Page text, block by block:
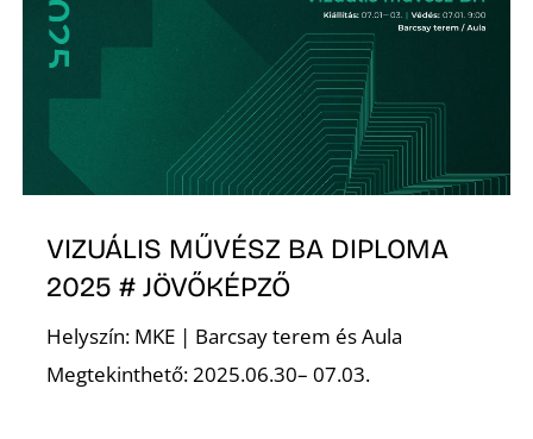
VIZUÁLIS MŰVÉSZ BA DIPLOMA
2025 # JÖVŐKÉPZŐ
Helyszín: MKE | Barcsay terem és Aula
Megtekinthető: 2025.06.30– 07.03.